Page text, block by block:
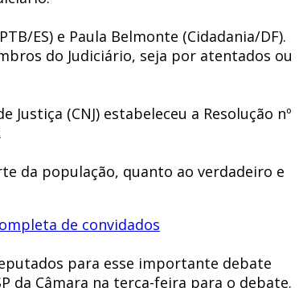
ES) e Paula Belmonte (Cidadania/DF).
do Judiciário, seja por atentados ou
(CNJ) estabeleceu a Resolução nº
da população, quanto ao verdadeiro e
de convidados
para esse importante debate
da Câmara na terça-feira para o debate.